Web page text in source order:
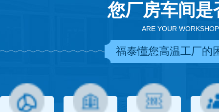
您厂房车间
ARE YOUR
福泰懂您高温工厂的